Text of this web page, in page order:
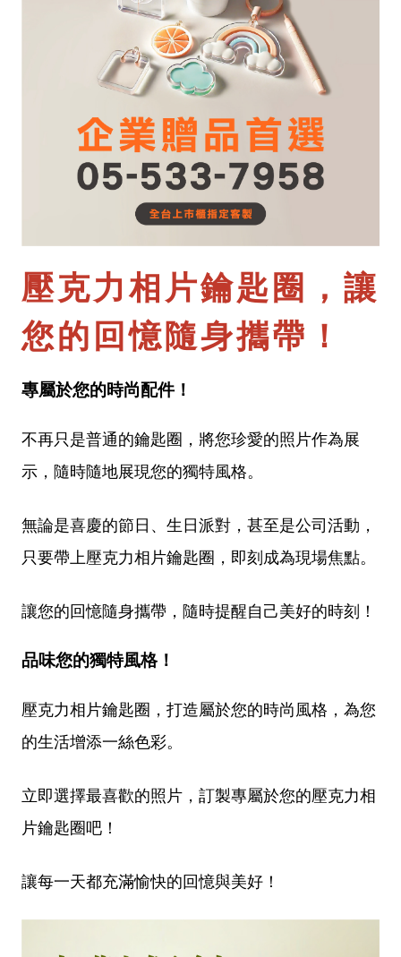
壓克力相片鑰匙圈，讓
您的回憶隨身攜帶！
專屬於您的時尚配件！
不再只是普通的鑰匙圈，將您珍愛的照片作為展
示，隨時隨地展現您的獨特風格。
無論是喜慶的節日、生日派對，甚至是公司活動，
只要帶上壓克力相片鑰匙圈，即刻成為現場焦點。
讓您的回憶隨身攜帶，隨時提醒自己美好的時刻！
品味您的獨特風格！
壓克力相片鑰匙圈，打造屬於您的時尚風格，為您
的生活增添一絲色彩。
立即選擇最喜歡的照片，訂製專屬於您的壓克力相
片鑰匙圈吧！
讓每一天都充滿愉快的回憶與美好！